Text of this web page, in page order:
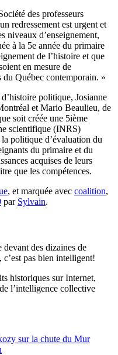
des professeurs
redressement est urgent et
niveaux d’enseignement,
à la 5e année du primaire
de l’histoire et que
en mesure de
du Québec contemporain. »
politique, Josianne
et Mario Beaulieu, de
soit créée une 5ième
scientifique (INRS)
politique d’évaluation du
du primaire et du
acquises de leurs
que les compétences.
, et marquée avec coalition,
par Sylvain.
des dizaines de
pas bien intelligent!
historiques sur Internet,
l’intelligence collective
sur la chute du Mur